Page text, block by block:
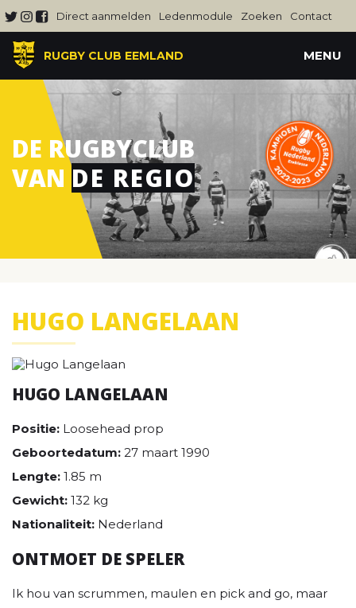
Direct aanmelden Ledenmodule Zoeken Contact
RUGBY CLUB EEMLAND MENU
DE RUGBYCLUB
VAN DE REGIO
HUGO LANGELAAN
HUGO LANGELAAN
Positie: Loosehead prop
Geboortedatum: 27 maart 1990
Lengte: 1.85 m
Gewicht: 132 kg
Nationaliteit: Nederland
ONTMOET DE SPELER
Ik hou van scrummen, maulen en pick and go, maar